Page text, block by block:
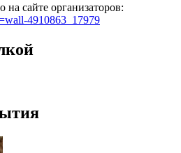
сайте организаторов:
4910863_17979